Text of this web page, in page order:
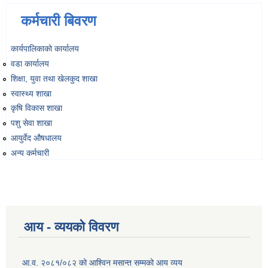
कर्मचारी बिवरण
कार्यपालिकाको कार्यालय
वडा कार्यालय
शिक्षा, युवा तथा खेलकुद शाखा
स्वास्थ्य शाखा
कृषि विकास शाखा
पशु सेवा शाखा
आयुर्वेद औषधालय
अन्य कर्मचारी
आय - व्ययको विवरण
आ.व. २०८१/०८२ को आश्विन मसान्त सम्मको आय व्यय